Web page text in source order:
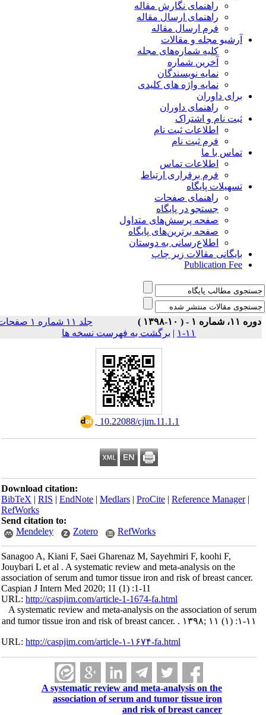
راهنمای نگارش مقاله
راهنمای ارسال مقاله
فرم ارسال مقاله
آرشیو مجله و مقالات
کلیه شماره‌های مجله
آخرین شماره
نمایه نویسندگان
نمایه واژه های کلیدی
برای داوران
راهنمای داوران
ثبت نام و اشتراک
اطلاعات ثبت نام
فرم ثبت نام
تماس با ما
اطلاعات تماس
فرم برقراری ارتباط
تسهیلات پایگاه
راهنمای صفحات
جستجو در پایگاه
صفحه پرسش‌های متداول
صفحه برترین‌های پایگاه
اطلاع‌رسانی به دوستان
بایگانی مقالات زیر چاپ
Publication Fee
۱۱، شماره ۱ - ( ۱۰-۱۳۹۸ )
جلد ۱۱ شماره ۱ صفحات
۱۱-۱
| برگشت به فهرست نسخه ها
‎ 10.22088/cjim.11.1.1
Download citation:
BibTeX|RIS|EndNote|Medlars|ProCite|Reference Manager
RefWorks
Send citation to:
Mendeley
Zotero RefWorks
Sanagoo A, Kiani F, Saei Gharenaz M, Sayehmiri F, koohi F,
Jouybari L et al . A systematic review and meta-analysis on the
association of serum and tumor tissue iron and risk of breast cancer.
Caspian J Intern Med 2020; 11 (1) :1-11
URL:http://caspjim.com/article-1-1674-fa.html
A systematic review and meta-analysis on the association of serum
and tumor tissue iron and risk of breast cancer. . ۱۳۹۸; ۱۱ (۱) :۱-۱۱
URL:http://caspjim.com/article-۱-۱۶۷۴-fa.html
A systematic review and meta-analysis on the
association of serum and tumor tissue iron
and risk of breast cancer